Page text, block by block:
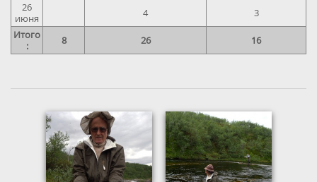
26
июня
4
3
Итого
:
8 26 16